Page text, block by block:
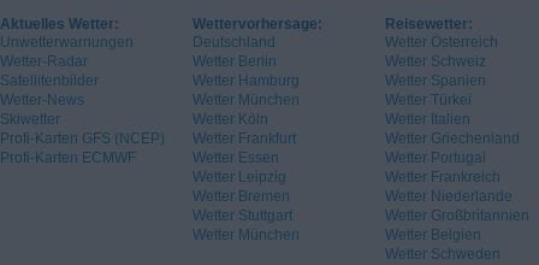
Aktuelles Wetter:
Unwetterwarnungen
Wetter-Radar
Satellitenbilder
Wetter-News
Skiwetter
Profi-Karten GFS (NCEP)
Profi-Karten ECMWF
Wettervorhersage:
Deutschland
Wetter Berlin
Wetter Hamburg
Wetter München
Wetter Köln
Wetter Frankfurt
Wetter Essen
Wetter Leipzig
Wetter Bremen
Wetter Stuttgart
Wetter München
Reisewetter:
Wetter Österreich
Wetter Schweiz
Wetter Spanien
Wetter Türkei
Wetter Italien
Wetter Griechenland
Wetter Portugal
Wetter Frankreich
Wetter Niederlande
Wetter Großbritannien
Wetter Belgien
Wetter Schweden